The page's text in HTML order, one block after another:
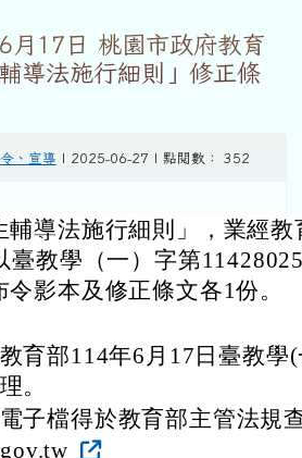
月17日 桃園市政府教育
導法施行細則」修正條
、宣導 | 2025-06-27 | 點閱數： 352
輔導法施行細則」，業經
臺教學（一）字第
令影本及修正條文各1份。
育部114年6月17日臺教學
。
子檔得於教育部主管法規